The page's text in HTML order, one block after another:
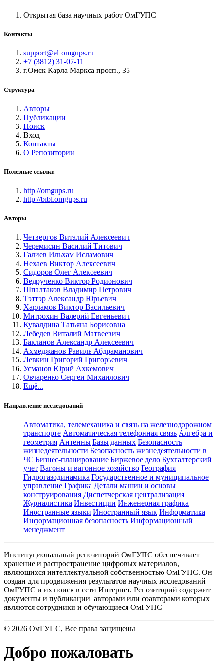
Открытая база научных работ ОмГУПС
Контакты
support@el-omgups.ru
+7 (3812) 31-07-11
г.Омск Карла Маркса просп., 35
Структура
Авторы
Публикации
Поиск
Вход
Контакты
О Репозитории
Полезные ссылки
http://omgups.ru
http://bibl.omgups.ru
Авторы
Четвергов Виталий Алексеевич
Черемисин Василий Титович
Галиев Ильхам Исламович
Нехаев Виктор Алексеевич
Сидоров Олег Алексеевич
Ведрученко Виктор Родионович
Шпалтаков Владимир Петрович
Тэттэр Александр Юрьевич
Харламов Виктор Васильевич
Митрохин Валерий Евгеньевич
Кувалдина Татьяна Борисовна
Лебедев Виталий Матвеевич
Бакланов Александр Алексеевич
Ахмеджанов Равиль Абдраманович
Левкин Григорий Григорьевич
Усманов Юрий Ахкемович
Овчаренко Сергей Михайлович
Ещё...
Направление исследований
Автоматика, телемеханика и связь на железнодорожном
транспорте Автоматическая телефонная связь Алгебра и
геометрия Антенны Базы данных Безопасность
жизнедеятельности Безопасность жизнедеятельности в
ЧС Бизнес-планирование Биржевое дело Бухгалтерский
учет Вагоны и вагонное хозяйство География
Гидрогазодинамика Государственное и муниципальное
управление Графика Детали машин и основы
конструирования Диспетчерская централизация
Журналистика Инвестиции Инженерная графика
Иностранные языки Иностранный язык Информатика
Информационная безопасность Информационный
менеджмент
Институциональный репозиторий ОмГУПС обеспечивает
хранение и распространение цифровых материалов,
являющихся интеллектуальной собственностью ОмГУПС. Он
создан для продвижения результатов научных исследований
ОмГУПС и их поиск в сети Интернет. Репозиторий содержит
документы и публикации, авторами или соавторами которых
являются сотрудники и обучающиеся ОмГУПС.
© 2026 ОмГУПС, Все права защищены
Добро пожаловать